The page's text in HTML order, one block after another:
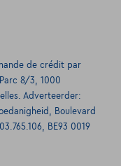
de crédit par
8/3, 1000
Adverteerder:
Boulevard
BE93 0019